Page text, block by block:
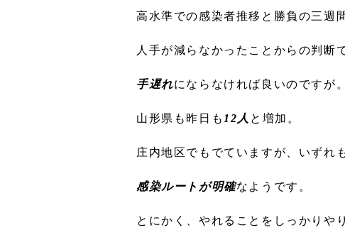
高水準での感染者推移と勝負の三週
人手が減らなかったことからの判断
手遅れにならなければ良いのですが。
山形県も昨日も 12人 と増加。
庄内地区でもでていますが、いずれ
感染ルートが明確なようです。
とにかく、やれることをしっかりや